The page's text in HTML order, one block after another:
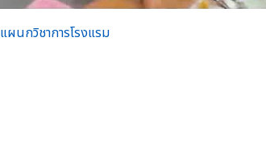
แผนกวิชาการโรงแรม